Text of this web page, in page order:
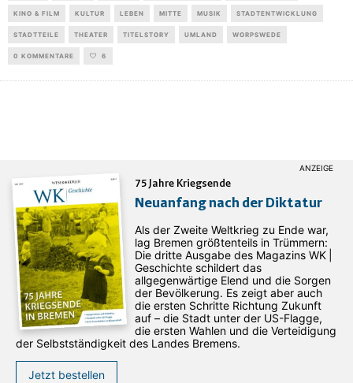
KINO & FILM KULTUR LEBEN MITTE MUSIK STADTENTWICKLUNG
STADTTEILE THEATER TITELSTORY UMLAND WORPSWEDE
0 KOMMENTARE 6
75 Jahre Kriegsende
Neuanfang nach der Diktatur
Als der Zweite Weltkrieg zu Ende war,
lag Bremen größtenteils in Trümmern:
Die dritte Ausgabe des ­Magazins WK |
Geschichte schildert das
allgegenwärtige Elend und die Sorgen
der Bevölkerung. Es zeigt aber auch
die ersten Schritte Richtung Zukunft
auf – die Stadt unter der US-Flagge,
die ersten Wahlen und die Verteidigung
der Selbstständigkeit des Landes Bremens.
Jetzt bestellen